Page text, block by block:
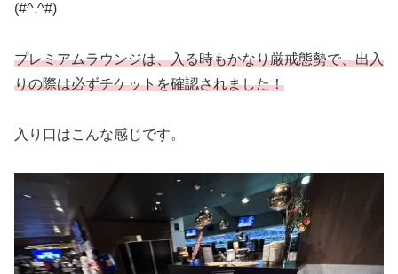
(#^.^#)
プレミアムラウンジは、入る時もかなり厳戒態勢で、出入
りの際は必ずチケットを確認されました！
入り口はこんな感じです。